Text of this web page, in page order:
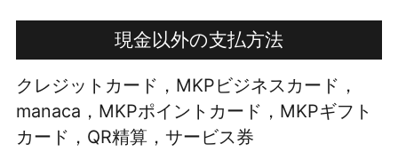
現金以外の支払方法
クレジットカード，MKPビジネスカード，
manaca，MKPポイントカード，MKPギフト
カード，QR精算，サービス券